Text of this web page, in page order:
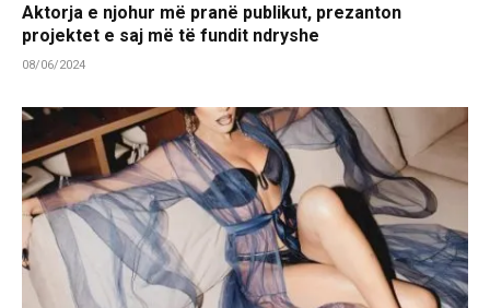
Aktorja e njohur më pranë publikut, prezanton
projektet e saj më të fundit ndryshe
08/06/2024